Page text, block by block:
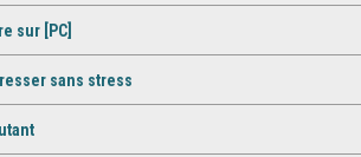
sur [PC]
sans stress